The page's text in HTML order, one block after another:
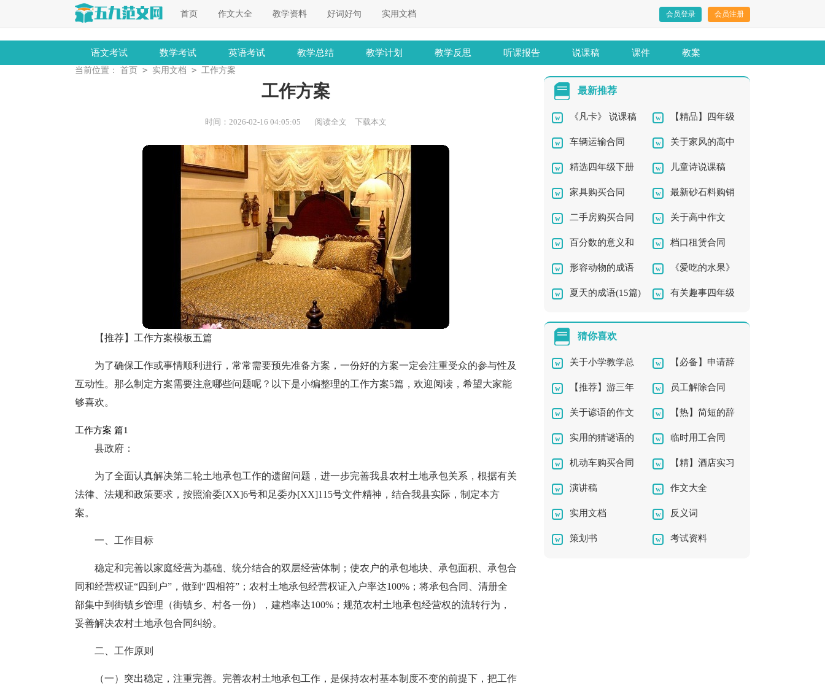
首页 作文大全 教学资料 好词好句 实用文档 会员登录 会员注册
语文考试 数学考试 英语考试 教学总结 教学计划 教学反思 听课报告 说课稿 课件 教案
当前位置： 首页 > 实用文档 > 工作方案
工作方案
时间：2026-02-16 04:05:05 阅读全文 下载本文
【推荐】工作方案模板五篇
为了确保工作或事情顺利进行，常常需要预先准备方案，一份好的方案一定会注重受众的参与性及
互动性。那么制定方案需要注意哪些问题呢？以下是小编整理的工作方案5篇，欢迎阅读，希望大家能
够喜欢。
工作方案 篇1
县政府：
为了全面认真解决第二轮土地承包工作的遗留问题，进一步完善我县农村土地承包关系，根据有关
法律、法规和政策要求，按照渝委[XX]6号和足委办[XX]115号文件精神，结合我县实际，制定本方
案。
一、工作目标
稳定和完善以家庭经营为基础、统分结合的双层经营体制；使农户的承包地块、承包面积、承包合
同和经营权证“四到户”，做到“四相符”；农村土地承包经营权证入户率达100%；将承包合同、清册全
部集中到街镇乡管理（街镇乡、村各一份），建档率达100%；规范农村土地承包经营权的流转行为，
妥善解决农村土地承包合同纠纷。
二、工作原则
（一）突出稳定，注重完善。完善农村土地承包工作，是保持农村基本制度不变的前提下，把工作
最新推荐
《凡卡》 说课稿 【精品】四年级
作文300字汇总5篇
车辆运输合同 关于家风的高中
作文
精选四年级下册
作文300字合集九篇
儿童诗说课稿
家具购买合同 最新砂石料购销
合同
二手房购买合同
15篇
关于高中作文
百分数的意义和
写法说课稿
档口租赁合同
形容动物的成语 《爱吃的水果》
说课稿12篇
夏天的成语(15篇) 有关趣事四年级
猜你喜欢
关于小学教学总
结模板集合7篇
【必备】申请辞
职报告三篇
【推荐】游三年
级作文3篇
员工解除合同
关于谚语的作文
合集6篇
【热】简短的辞
职报告
实用的猜谜语的
作文10篇
临时用工合同
（通用14篇）
机动车购买合同 【精】酒店实习
报告
演讲稿 作文大全
实用文档 反义词
策划书 考试资料